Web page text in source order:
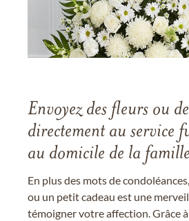
Envoyez des fleurs ou
directement au service
au domicile de la famille
En plus des mots de
ou un petit cadeau est une
témoigner votre affection. Grâce